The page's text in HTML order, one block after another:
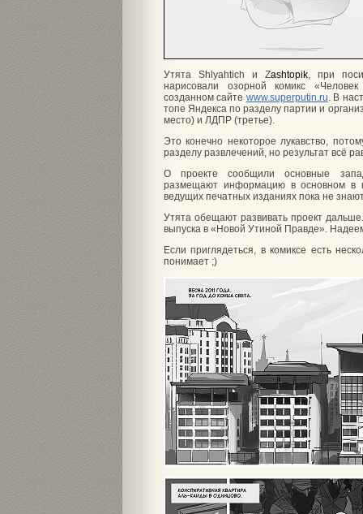
Утята Shlyahtich и Zashtopik, при
нарисовали озорной комикс
созданном сайте www.superputin.ru. В
топе Яндекса по разделу партии и
место) и ЛДПР (третье).
Это конечно некоторое лукавство,
разделу развлечений, но результат всё
О проекте сообщили основные
размещают информацию в основном в
ведущих печатных изданиях пока не
Утята обещают развивать проект
выпуска в «Новой Утиной Правде».
Если приглядеться, в комиксе есть
понимает ;)